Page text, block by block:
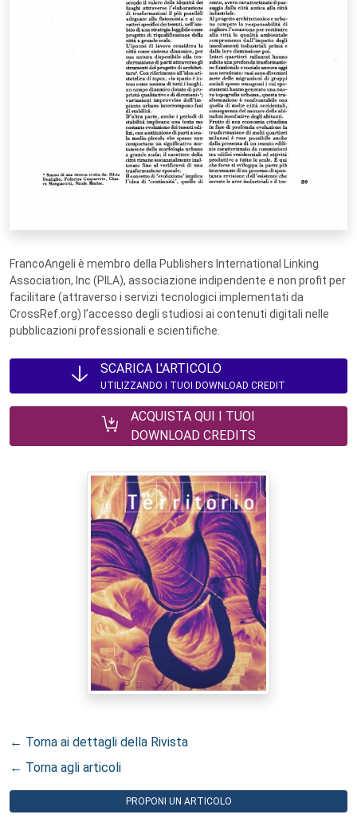
FrancoAngeli è membro della Publishers International Linking
Association, Inc (PILA), associazione indipendente e non profit per
facilitare (attraverso i servizi tecnologici implementati da
CrossRef.org) l’accesso degli studiosi ai contenuti digitali nelle
pubblicazioni professionali e scientifiche.
SCARICA L'ARTICOLO
UTILIZZANDO I TUOI DOWNLOAD CREDIT
ACQUISTA QUI I TUOI
DOWNLOAD CREDITS
← Torna ai dettagli della Rivista
← Torna agli articoli
PROPONI UN ARTICOLO